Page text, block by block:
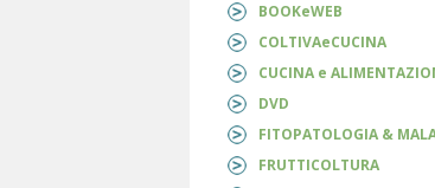
BOOKeWEB
COLTIVAeCUCINA
CUCINA e
DVD
FITOPATOLOGIA &
FRUTTICOLTURA